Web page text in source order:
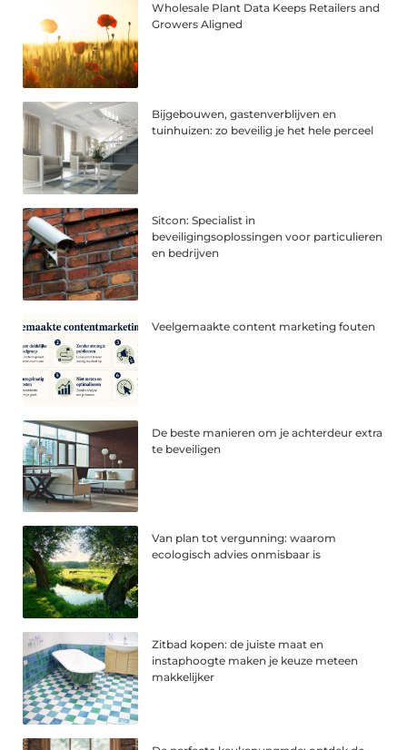
Wholesale Plant Data Keeps Retailers and
Growers Aligned
Bijgebouwen, gastenverblijven en
tuinhuizen: zo beveilig je het hele perceel
Sitcon: Specialist in
beveiligingsoplossingen voor particulieren
en bedrijven
Veelgemaakte content marketing fouten
De beste manieren om je achterdeur extra
te beveiligen
Van plan tot vergunning: waarom
ecologisch advies onmisbaar is
Zitbad kopen: de juiste maat en
instaphoogte maken je keuze meteen
makkelijker